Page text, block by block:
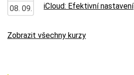
08. 09. iCloud: Efektivní nastavení
Zobrazit všechny kurzy